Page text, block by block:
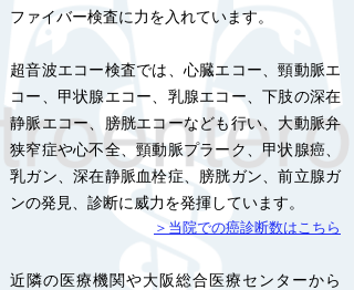
ファイバー検査に力を入れています。
超音波エコー検査では、心臓エコー、頸動脈エ
コー、甲状腺エコー、乳腺エコー、下肢の深在
静脈エコー、膀胱エコーなども行い、大動脈弁
狭窄症や心不全、頸動脈プラーク、甲状腺癌、
乳ガン、深在静脈血栓症、膀胱ガン、前立腺ガ
ンの発見、診断に威力を発揮しています。
＞当院での癌診断数はこちら
近隣の医療機関や大阪総合医療センターから